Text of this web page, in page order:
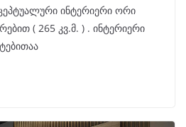
ინტერიერი ორი
( 265 კვ.მ. ) . ინტერიერი